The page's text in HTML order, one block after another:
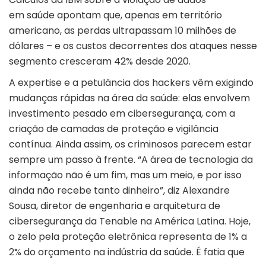
em saúde apontam que, apenas em território
americano, as perdas ultrapassam 10 milhões de
dólares – e os custos decorrentes dos ataques nesse
segmento cresceram 42% desde 2020.
A expertise e a petulância dos hackers vêm exigindo
mudanças rápidas na área da saúde: elas envolvem
investimento pesado em cibersegurança, com a
criação de camadas de proteção e vigilância
contínua. Ainda assim, os criminosos parecem estar
sempre um passo à frente. “A área de tecnologia da
informação não é um fim, mas um meio, e por isso
ainda não recebe tanto dinheiro”, diz Alexandre
Sousa, diretor de engenharia e arquitetura de
cibersegurança da Tenable na América Latina. Hoje,
o zelo pela proteção eletrônica representa de 1% a
2% do orçamento na indústria da saúde. É fatia que